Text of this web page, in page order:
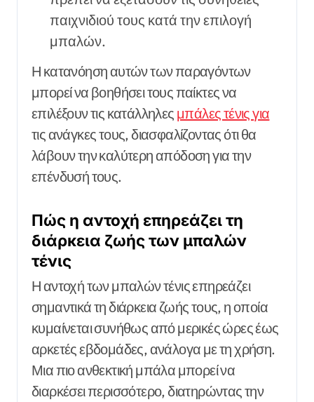
παιχνιδιού τους κατά την επιλογή
μπαλών.
Η κατανόηση αυτών των παραγόντων
μπορεί να βοηθήσει τους παίκτες να
επιλέξουν τις κατάλληλες μπάλες τένις για
τις ανάγκες τους, διασφαλίζοντας ότι θα
λάβουν την καλύτερη απόδοση για την
επένδυσή τους.
Πώς η αντοχή επηρεάζει τη
διάρκεια ζωής των μπαλών
τένις
Η αντοχή των μπαλών τένις επηρεάζει
σημαντικά τη διάρκεια ζωής τους, η οποία
κυμαίνεται συνήθως από μερικές ώρες έως
αρκετές εβδομάδες, ανάλογα με τη χρήση.
Μια πιο ανθεκτική μπάλα μπορεί να
διαρκέσει περισσότερο, διατηρώντας την